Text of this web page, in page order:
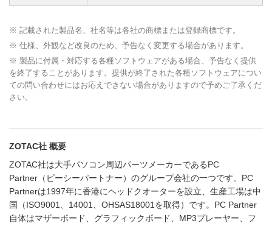
※ 記載された製品名、社名等は各社の商標または登録商標です。
※ 仕様、外観など改良のため、予告なく変更する場合があります。
※ 製品に付属・対応する各種ソフトウェアがある場合、予告なく提供
を終了することがあります。提供が終了された各種ソフトウェアについ
ての問い合わせにはお応えできない場合がありますので予めご了承くだ
さい。
ZOTAC社 概要
ZOTAC社は大手パソコン周辺パーツメーカーであるPC
Partner（ピーシーパートナー）のグループ会社の一つです。PC
Partnerは1997年に香港にヘッドクオーターを設立、生産工場は中
国（ISO9001、14001、OHSAS18001を取得）です。PC Partner
自体はマザーボード、グラフィックボード、MP3プレーヤー、フ